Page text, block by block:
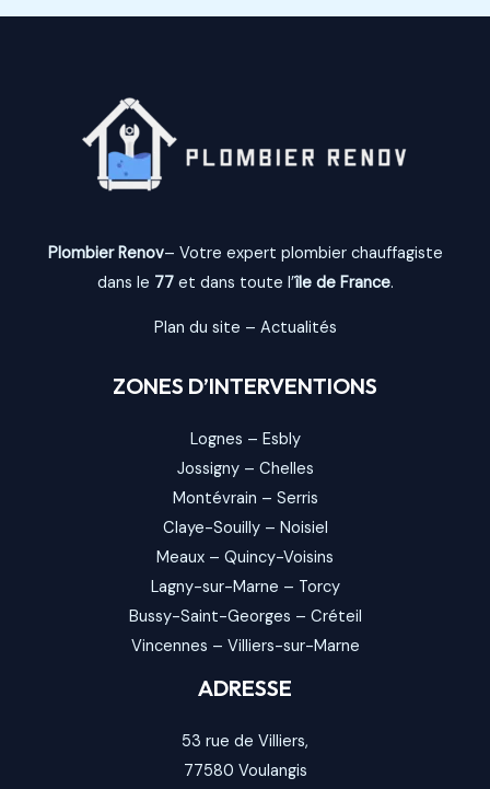
Plombier Renov– Votre expert plombier chauffagiste
dans le 77et dans toute l’île de France.
Plan du site – Actualités
ZONES D’INTERVENTIONS
Lognes – Esbly
Jossigny– Chelles
Montévrain – Serris
Claye-Souilly– Noisiel
Meaux – Quincy-Voisins
Lagny-sur-Marne – Torcy
Bussy-Saint-Georges – Créteil
Vincennes – Villiers-sur-Marne
ADRESSE
53 rue de Villiers,
77580 Voulangis